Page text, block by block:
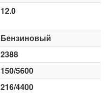
12.0
Бензиновый
2388
150/5600
216/4400